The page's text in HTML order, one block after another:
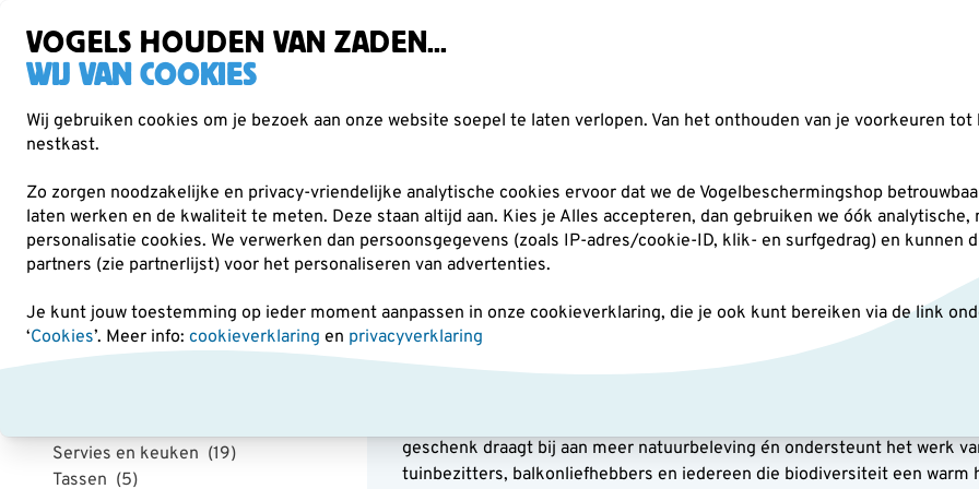
VOGELS HOUDEN VAN ZADEN...
WIJ VAN COOKIES
Wij gebruiken cookies om je bezoek aan onze website soepel te laten verlopen. Van het onthouden van je voorkeuren
nestkast.
Zo zorgen noodzakelijke en privacy-vriendelijke analytische cookies ervoor dat we de Vogelbeschermingshop
laten werken en de kwaliteit te meten. Deze staan altijd aan. Kies je Alles accepteren, dan gebruiken we óók analytische,
personalisatie cookies. We verwerken dan persoonsgegevens (zoals IP-adres/cookie-ID, klik- en surfgedrag) en kunnen
partners (zie partnerlijst) voor het personaliseren van advertenties.
Je kunt jouw toestemming op ieder moment aanpassen in onze cookieverklaring, die je ook kunt bereiken via de link
‘Cookies’. Meer info: cookieverklaring en privacyverklaring
Verrekijkers Vogelvoer Voederhuisjes & -silo's Nestkasten Andere tuindieren
Cadeaus
Categorie
Servies en keuken (19)
Tassen (5)
Cadeaus
geschenk draagt bij aan meer natuurbeleving én ondersteunt het werk
tuinbezitters, balkonliefhebbers en iedereen die biodiversiteit een warm